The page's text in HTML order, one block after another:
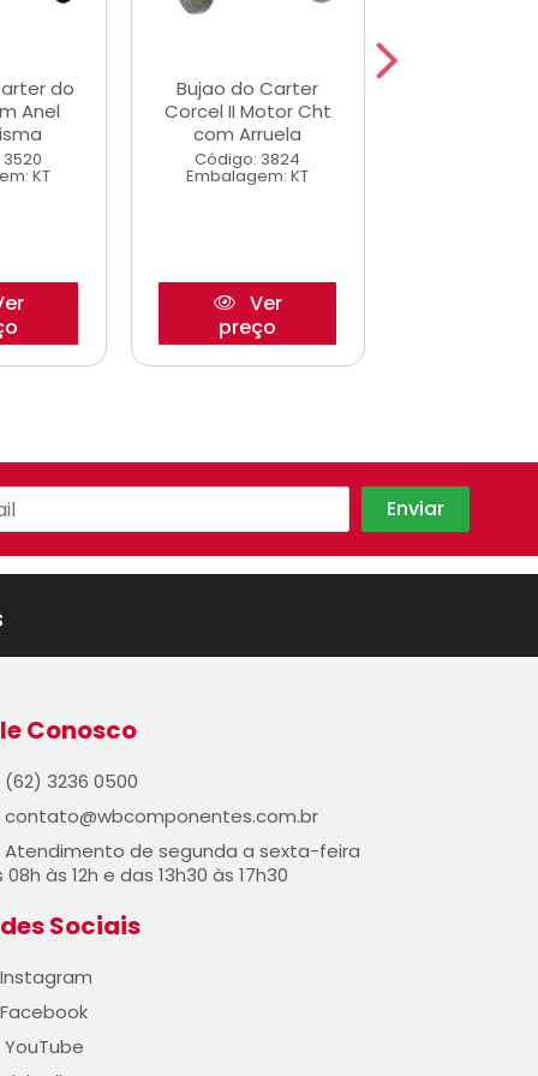
do
Anel
KT
Bujao do Carter
Corcel II Motor Cht
com Arruela
Código: 3824
Embalagem: KT
Ver
preço
Conosco
(62) 3236 0500
contato@wbcomponentes.com.br
Atendimento de segunda a sexta-feira
08h às 12h e das 13h30 às 17h30
Sociais
Instagram
Facebook
YouTube